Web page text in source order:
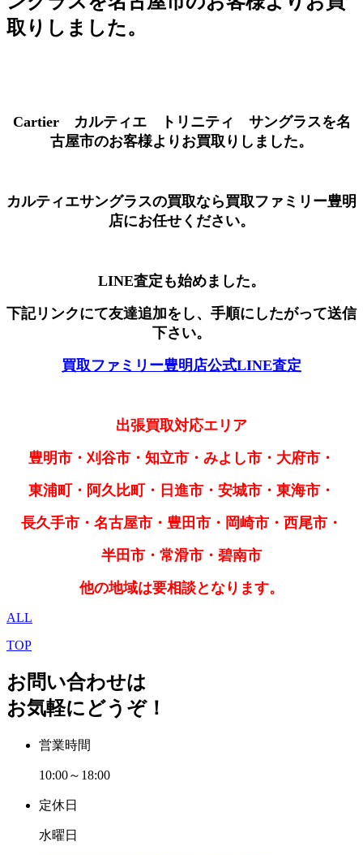
取りしました。
Cartier カルティエ トリニティ サングラスを名
古屋市のお客様よりお買取りしました。
カルティエサングラスの買取なら買取ファミリー豊明
店にお任せください。
LINE査定も始めました。
下記リンクにて友達追加をし、手順にしたがって送信
下さい。
買取ファミリー豊明店公式LINE査定
出張買取対応エリア
豊明市・刈谷市・知立市・みよし市・大府市・
東浦町・阿久比町・日進市・安城市・東海市・
長久手市・名古屋市・豊田市・岡崎市・西尾市・
半田市・常滑市・碧南市
他の地域は要相談となります。
ALL
TOP
お問い合わせは
お気軽にどうぞ！
営業時間
10:00～18:00
定休日
水曜日